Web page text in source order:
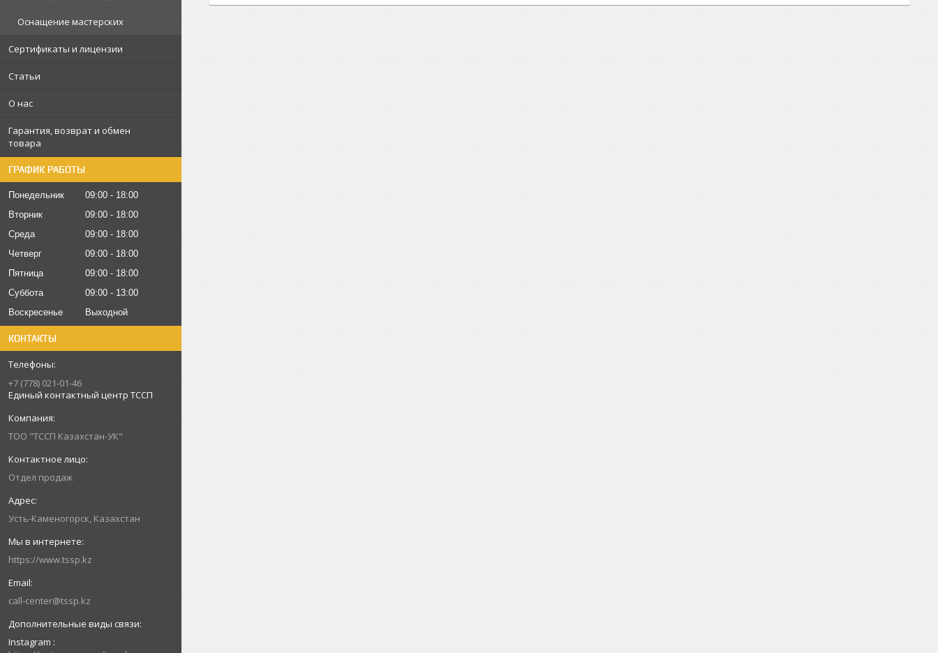
Оснащение мастерских
Сертификаты и лицензии
Статьи
О нас
Гарантия, возврат и обмен
товара
ГРАФИК РАБОТЫ
Понедельник 09:00
18:00
Вторник
09:00
18:00
Среда
09:00
18:00
Четверг
09:00
18:00
Пятница
09:00
18:00
Суббота
09:00
13:00
Воскресенье
Выходной
КОНТАКТЫ
+7 (778) 021-01-46
Единый контактный центр ТССП
ТОО "ТССП Казахстан-УК"
Отдел продаж
Усть-Каменогорск, Казахстан
https://www.tssp.kz
call-center@tssp.kz
Instagram